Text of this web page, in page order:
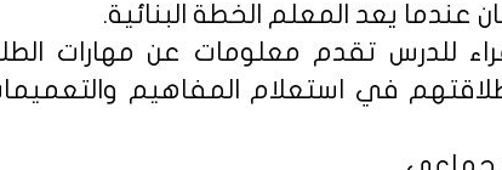
عندما يعد المعلم الخطة البنائية.
للدرس تقدم معلومات عن مهارات
في استعلام المفاهيم